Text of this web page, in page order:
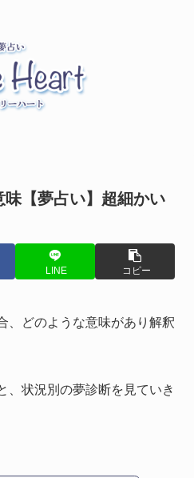
味【夢占い】超細かい
LINE コピー
、どのような意味があり解釈
、状況別の夢診断を見ていき